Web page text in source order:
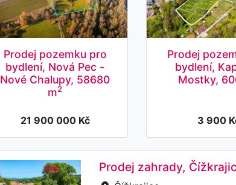
Prodej pozemku pro
bydlení, Nová Pec -
Nové Chalupy, 58680
m2
21 900 000 Kč
Prodej
bydlení,
Mostky,
3 900
Prodej zahrady,